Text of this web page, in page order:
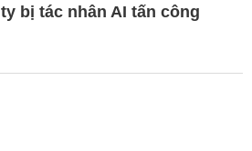
ty bị tác nhân AI tấn công